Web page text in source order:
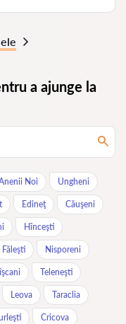
a ajunge la
Noi Ungheni
Edineţ Căuşeni
Hînceşti
Făleşti Nisporeni
Teleneşti
Leova Taraclia
Cricova